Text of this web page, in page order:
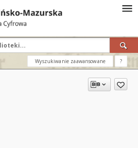
Wyszukiwanie zaawansowane ?